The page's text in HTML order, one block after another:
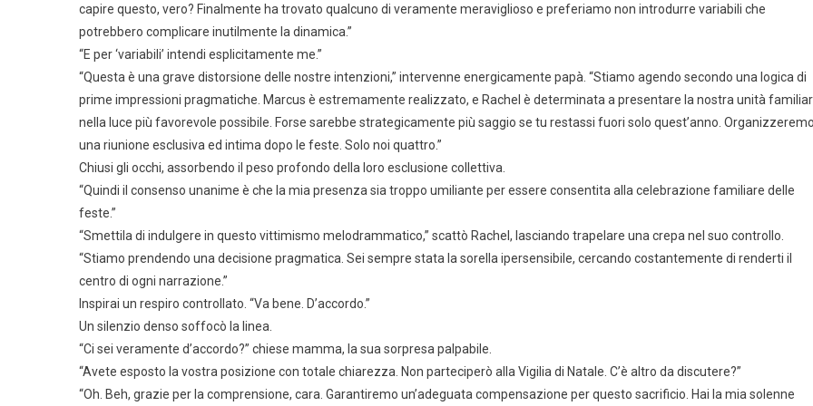
capire questo, vero? Finalmente ha trovato qualcuno di veramente meraviglioso e preferiamo non introdurre variabili che
potrebbero complicare inutilmente la dinamica.”
“E per ‘variabili’ intendi esplicitamente me.”
“Questa è una grave distorsione delle nostre intenzioni,” intervenne energicamente papà. “Stiamo agendo secondo una logica di
prime impressioni pragmatiche. Marcus è estremamente realizzato, e Rachel è determinata a presentare la nostra unità
nella luce più favorevole possibile. Forse sarebbe strategicamente più saggio se tu restassi fuori solo quest’anno.
una riunione esclusiva ed intima dopo le feste. Solo noi quattro.”
Chiusi gli occhi, assorbendo il peso profondo della loro esclusione collettiva.
“Quindi il consenso unanime è che la mia presenza sia troppo umiliante per essere consentita alla celebrazione familiare delle
feste.”
“Smettila di indulgere in questo vittimismo melodrammatico,” scattò Rachel, lasciando trapelare una crepa nel suo controllo.
“Stiamo prendendo una decisione pragmatica. Sei sempre stata la sorella ipersensibile, cercando costantemente di renderti il
centro di ogni narrazione.”
Inspirai un respiro controllato. “Va bene. D’accordo.”
Un silenzio denso soffocò la linea.
“Ci sei veramente d’accordo?” chiese mamma, la sua sorpresa palpabile.
“Avete esposto la vostra posizione con totale chiarezza. Non parteciperò alla Vigilia di Natale. C’è altro da discutere?”
“Oh. Beh, grazie per la comprensione, cara. Garantiremo un’adeguata compensazione per questo sacrificio. Hai la mia solenne